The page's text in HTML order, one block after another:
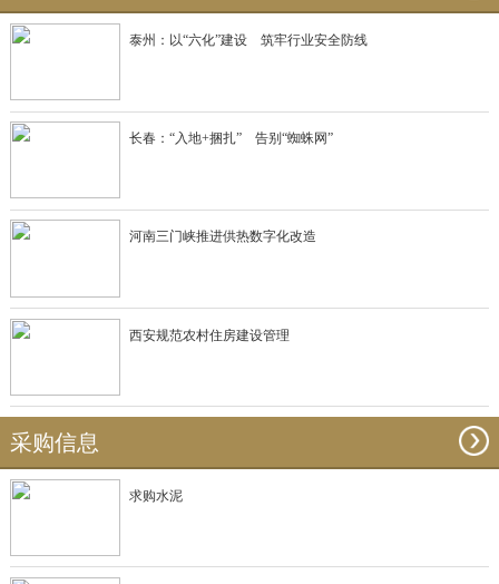
泰州：以“六化”建设 筑牢行业安全防线
长春：“入地+捆扎” 告别“蜘蛛网”
河南三门峡推进供热数字化改造
西安规范农村住房建设管理
采购信息
求购水泥